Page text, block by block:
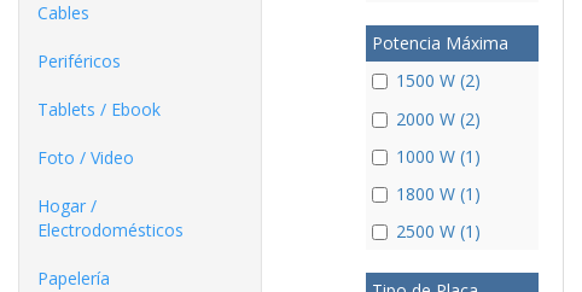
Cables
Periféricos
Tablets / Ebook
Foto / Video
Hogar /
Electrodomésticos
Papelería
Potencia Máxima
1500 W (2)
2000 W (2)
1000 W (1)
1800 W (1)
2500 W (1)